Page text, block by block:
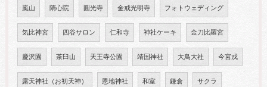
嵐山 隋心院 圓光寺 金戒光明寺 フォトウェディング
気比神宮 四谷サロン 仁和寺 神社ケーキ 金刀比羅宮
慶沢園 茶臼山 天王寺公園 靖国神社 大鳥大社 今宮戎
露天神社（お初天神） 恩地神社 和室 鎌倉 サクラ